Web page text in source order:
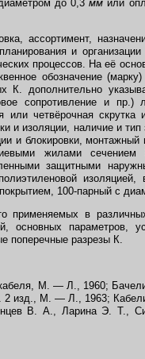
диаметром до 0,3мм или
ассортимент,
и
процессов. На её
обозначение
дополнительно
сопротивление и пр.)
или четвёрочная
и изоляции, наличие и
и блокировки,
жилами сечением
защитными
изоляцией, в
100-парный с
в
основных параметров,
поперечные разрезы К.
кабеля, М. — Л., 1960;
2 изд., М. — Л., 1963;
В. А., Ларина Э. Т.,